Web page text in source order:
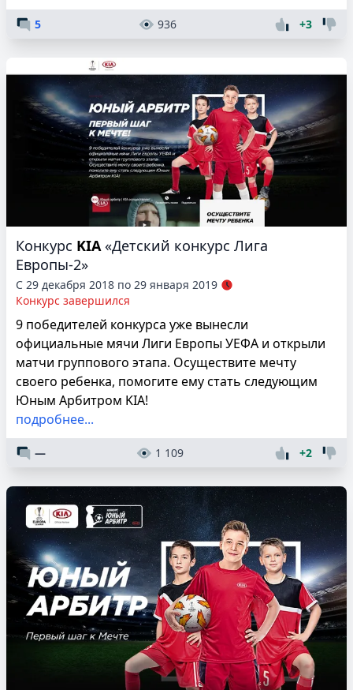
5 936 +3
Конкурс KIA «Детский конкурс Лига
Европы-2»
С 29 декабря 2018 по 29 января 2019
Конкурс завершился
9 победителей конкурса уже вынесли
официальные мячи Лиги Европы УЕФА и открыли
матчи группового этапа. Осуществите мечту
своего ребенка, помогите ему стать следующим
Юным Арбитром KIA!
подробнее...
— 1 109 +2